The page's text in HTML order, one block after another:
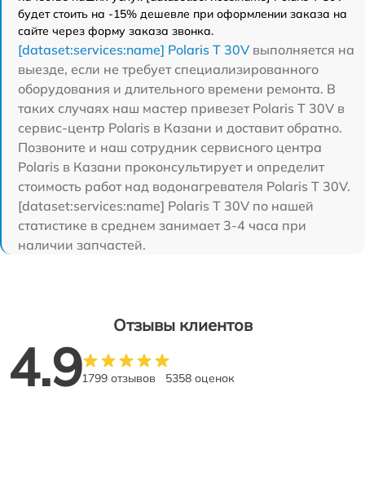
будет стоить на -15% дешевле при оформлении заказа на
сайте через форму заказа звонка.
[dataset:services:name] Polaris T 30V выполняется на
выезде, если не требует специализированного
оборудования и длительного времени ремонта. В
таких случаях наш мастер привезет Polaris T 30V в
сервис-центр Polaris в Казани и доставит обратно.
Позвоните и наш сотрудник сервисного центра
Polaris в Казани проконсультирует и определит
стоимость работ над водонагревателя Polaris T 30V.
[dataset:services:name] Polaris T 30V по нашей
статистике в среднем занимает 3-4 часа при
наличии запчастей.
Отзывы клиентов
4.91799 отзывов 5358 оценок